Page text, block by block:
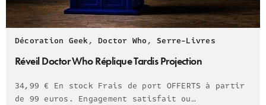
Décoration Geek,Doctor Who,Serre-Livres
Réveil Doctor Who Réplique Tardis Projection
34,99 € En stock Frais de port OFFERTS à partir
de 99 euros. Engagement satisfait ou…